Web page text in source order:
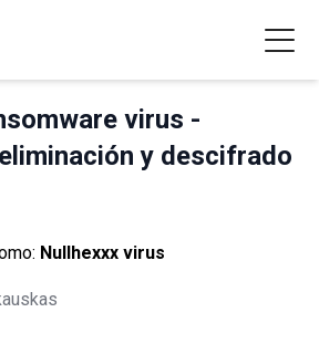
virus -
y descifrado
Nullhexxx virus